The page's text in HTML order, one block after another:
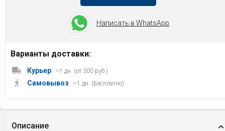
Написать в WhatsApp
Варианты доставки:
Курьер ~1 дн. (от 300 руб.)
Самовывоз ~1 дн. (Бесплатно)
Описание